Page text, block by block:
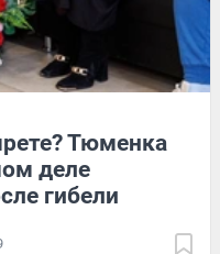
Тюменка
деле
гибели